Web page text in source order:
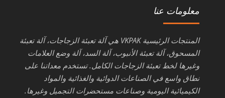
معلومات عنا
المنتجات الرئيسية VKPAK هي آلة تعبئة الزجاجات، آلة تعبئة
المسحوق، آلة تعبئة الأنبوب، آلة السد، آلة وضع العلامات
وغيرها لخط تعبئة الزجاجات الكامل. تستخدم معداتنا على
نطاق واسع في الصناعات الدوائية والغذائية والمواد
الكيميائية اليومية وصناعات مستحضرات التجميل وغيرها.